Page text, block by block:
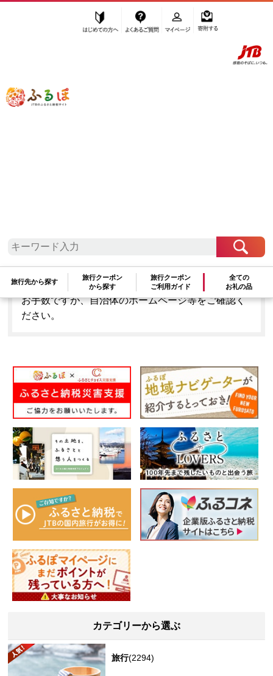
ふるぽ JTBのふるさと納税サイト
旅行先から探す
旅行クーポン
から探す
旅行クーポン
ご利用ガイド
全ての
お礼の品
「岡山県鏡野町」はふるぽからお申込みをすること
はできません。
お手数ですが、自治体のホームページ等をご確認く
ださい。
カテゴリーから選ぶ
旅行(2294)